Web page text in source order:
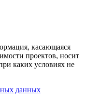
касающаяся
проектов, носит
каких условиях не
данных